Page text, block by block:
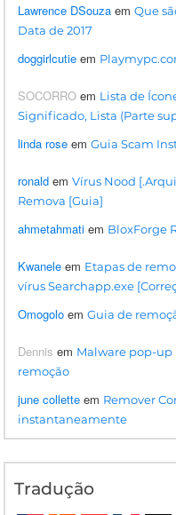
Lawrence DSouza emQue
Data de 2017
doggirlcutie em
SOCORRO em Lista de
Significado, Lista (Parte
linda rose emGuia Scam
ronald emVírus Nood
Remova [Guia]
ahmetahmati em BloxForge
Kwanele em Etapas de
vírus Searchapp.exe
Omogolo emGuia de
Dennis em Malware pop-
remoção
june collette em Remover
instantaneamente
Tradução